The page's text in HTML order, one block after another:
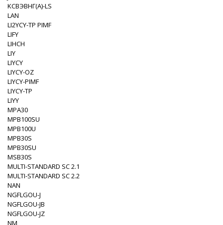
KСВЭВНГ(A)-LS
LAN
LI2YCY-TP PIMF
LIFY
LIHCH
LIY
LIYCY
LIYCY-OZ
LIYCY-PIMF
LIYCY-TP
LIYY
MPA30
MPB100SU
MPB100U
MPB30S
MPB30SU
MSB30S
MULTI-STANDARD SC 2.1
MULTI-STANDARD SC 2.2
NAN
NGFLGOU-J
NGFLGOU-JB
NGFLGOU-JZ
NM